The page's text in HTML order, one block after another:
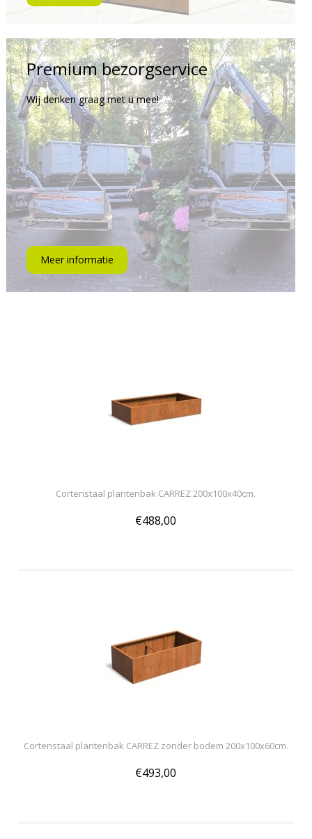
Premium bezorgservice
Wij denken graag met u mee!
Meer informatie
Cortenstaal plantenbak CARREZ 200x100x40cm.
€488,00
Cortenstaal plantenbak CARREZ zonder bodem 200x100x60cm.
€493,00